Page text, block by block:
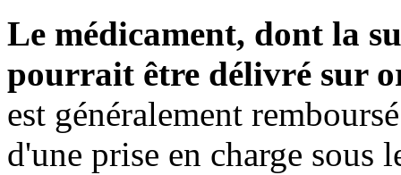
Le médicament, dont la
pourrait être délivré sur
est généralement
d'une prise en charge sous